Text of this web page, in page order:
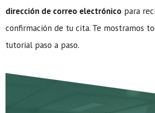
dirección de correo electrónico para
confirmación de tu cita. Te mostramos
tutorial paso a paso.